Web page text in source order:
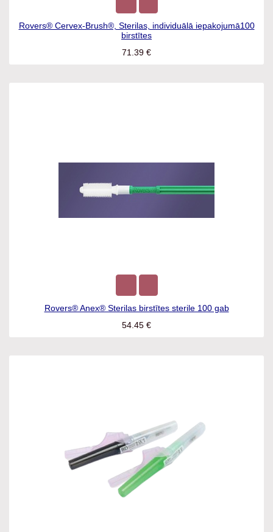
Rovers® Cervex-Brush®, Sterilas, individuālā iepakojumā100
birstītes
71.39€
Rovers® Anex® Sterilas birstītes sterile 100 gab
54.45€